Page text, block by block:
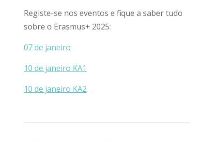
Registe-se nos eventos e fique a saber tudo
sobre o Erasmus+ 2025:
07 de janeiro
10 de janeiro KA1
10 de janeiro KA2